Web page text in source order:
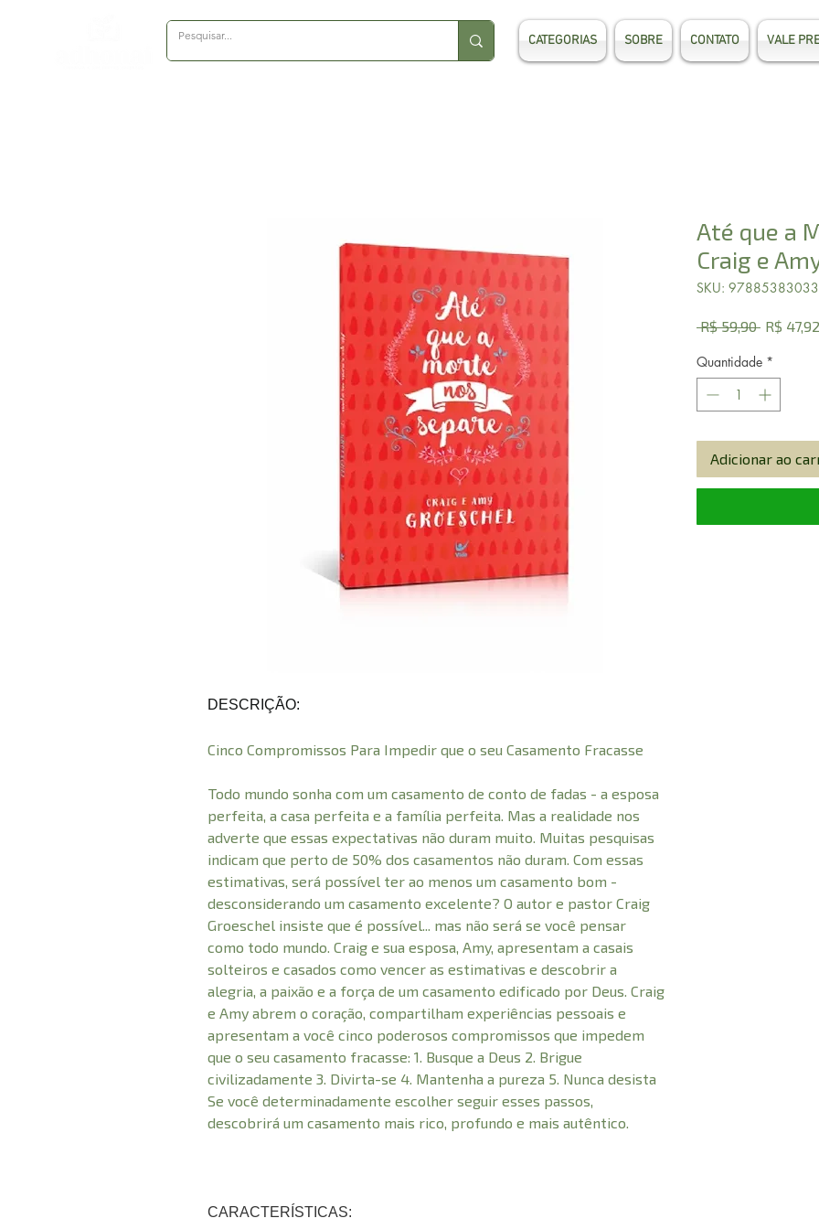
CATEGORIAS SOBRE CONTATO VALE
DESCRIÇÃO:
Cinco Compromissos Para Impedir que o seu Casamento Fracasse
Todo mundo sonha com um casamento de conto de fadas - a esposa
perfeita, a casa perfeita e a família perfeita. Mas a realidade nos
adverte que essas expectativas não duram muito. Muitas pesquisas
indicam que perto de 50% dos casamentos não duram. Com essas
estimativas, será possível ter ao menos um casamento bom -
desconsiderando um casamento excelente? O autor e pastor Craig
Groeschel insiste que é possível... mas não será se você pensar
como todo mundo. Craig e sua esposa, Amy, apresentam a casais
solteiros e casados como vencer as estimativas e descobrir a
alegria, a paixão e a força de um casamento edificado por Deus. Craig
e Amy abrem o coração, compartilham experiências pessoais e
apresentam a você cinco poderosos compromissos que impedem
que o seu casamento fracasse: 1. Busque a Deus 2. Brigue
civilizadamente 3. Divirta-se 4. Mantenha a pureza 5. Nunca desista
Se você determinadamente escolher seguir esses passos,
descobrirá um casamento mais rico, profundo e mais autêntico.
CARACTERÍSTICAS:
Até que a
Craig e
SKU:
R$ 59,90 Preço
R$ 47,92
Quantidade *
Adicionar ao